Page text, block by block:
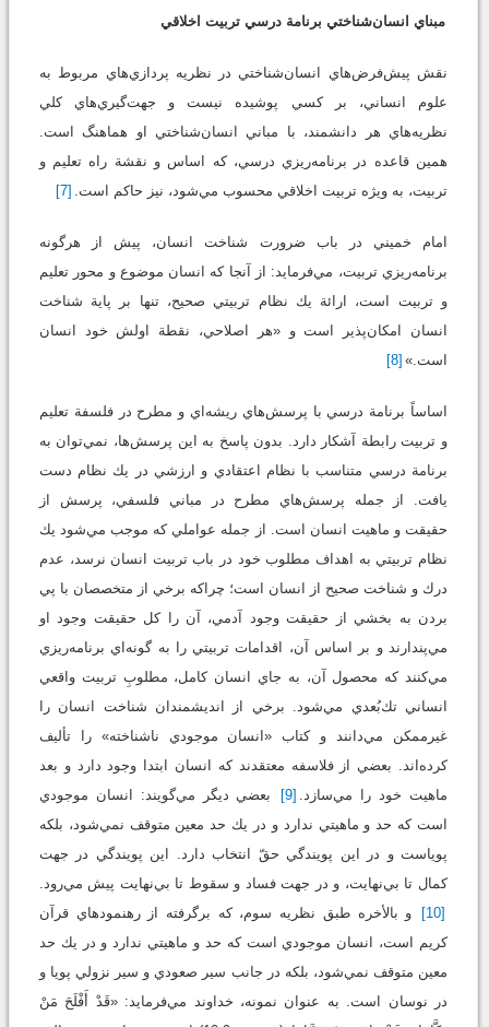
مبناي انسان‌شناختي برنامة درسي تربيت اخلاقي
نقش پيش‌فرض‌هاي انسان‌شناختي در نظريه‌ پردازي‌هاي مربوط به
علوم انساني، بر كسي پوشيده نيست و جهت‌گيري‌هاي كلي
نظريه‌هاي هر دانشمند، با مباني انسان‌شناختي او هماهنگ است.
همين قاعده در برنامه‌ريزي درسي، كه اساس و نقشة راه تعليم و
تربيت، به ويژه تربيت اخلاقي محسوب مي‌شود، نيز حاكم است. [7]
امام خميني در باب ضرورت شناخت انسان، پيش از هرگونه
برنامه‌ريزي تربيت، مي‌فرمايد: از آنجا كه انسان موضوع و محور تعليم
و تربيت است، ارائة يك نظام تربيتي صحيح، تنها بر پاية شناخت
انسان امكان‌پذير است و «هر اصلاحي، نقطة اولش خود انسان
است.» [8]
اساساً برنامة درسي با پرسش‌هاي ريشه‌اي و مطرح در فلسفة تعليم
و تربيت رابطة آشكار دارد. بدون پاسخ به اين پرسش‌ها، نمي‌توان به
برنامة درسي متناسب با نظام اعتقادي و ارزشي در يك نظام دست
يافت. از جمله‌ پرسش‌هاي مطرح در مباني فلسفي، پرسش از
حقيقت و ماهيت انسان است. از جمله عواملي كه موجب مي‌شود يك
نظام تربيتي به اهداف مطلوب خود در باب تربيت انسان نرسد، عدم
درك و شناخت صحيح از انسان است؛ چراكه برخي از متخصصان با پي
بردن به بخشي از حقيقت وجود آدمي، آن را كل حقيقت وجود او
مي‌پندارند و بر اساس آن، اقدامات تربيتي را به گونه‌اي برنامه‌ريزي
مي‌كنند كه محصول آن، به جاي انسان كامل، مطلوبِ تربيت واقعي
انساني تك‌بُعدي مي‌شود. برخي از انديشمندان شناخت انسان را
غيرممكن مي‌دانند و كتاب «انسان موجودي ناشناخته» را تأليف
كرده‌اند. بعضي از فلاسفه معتقدند كه انسان ابتدا وجود دارد و بعد
ماهيت خود را مي‌سازد. [9]
بعضي ديگر مي‌گويند: انسان موجودي
است كه حد و ماهيتي ندارد و در يك حد معين متوقف نمي‌شود، بلكه
پوياست و در اين پويندگي حقّ انتخاب دارد. اين پويندگي در جهت
كمال تا بي‌نهايت، و در جهت فساد و سقوط تا بي‌نهايت پيش مي‌رود.
[10]
و بالأخره طبق نظريه سوم، كه برگرفته از رهنمود‌هاي قرآن
كريم است، انسان موجودي است كه حد و ماهيتي ندارد و در يك حد
معين متوقف نمي‌شود، بلكه در جانب سير صعودي و سير نزولي پويا و
در نوسان است. به عنوان نمونه، خداوند مي‌فرمايد: «قَدْ أَفْلَحَ مَنْ